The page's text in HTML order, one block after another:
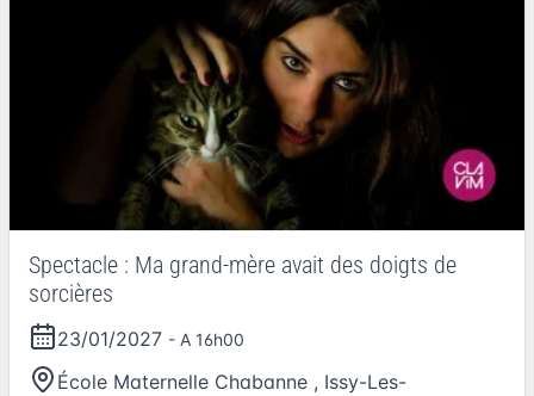
Spectacle : Ma grand-mère avait des doigts de
sorcières
23/01/2027 - A 16h00
École Maternelle Chabanne , Issy-Les-